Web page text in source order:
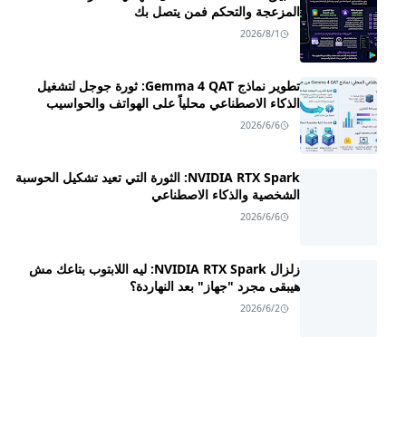
المزعجة والتحكم فمن يتصل بك
2026/8/1
تطوير نماذج Gemma 4 QAT: ثورة جوجل لتشغيل
الذكاء الاصطناعي محلياً على الهواتف والحواسيب
2026/6/6
NVIDIA RTX Spark: الثورة التي تعيد تشكيل الحوسبة
الشخصية والذكاء الاصطناعي
2026/6/6
زلزال NVIDIA RTX Spark: ليه اللابتوب بتاعك مش
هيبقى مجرد "جهاز" بعد النهاردة؟
2026/6/2